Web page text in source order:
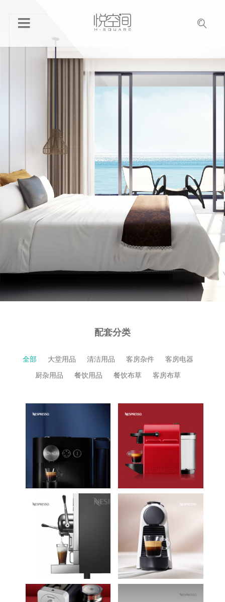
配套分类
全部 大堂用品 清洁用品 客房杂件
客房电器
厨杂用品
餐饮用品 餐饮布草 客房布草